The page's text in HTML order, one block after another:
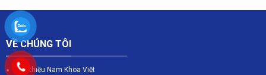
VỀ CHÚNG TÔI
Giới thiệu Nam Khoa Việt